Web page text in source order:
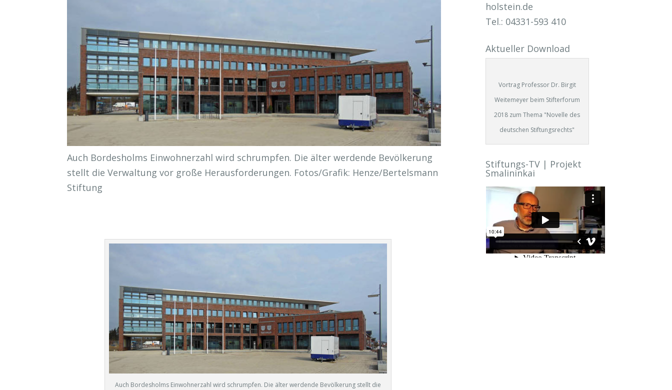
Auch Bordesholms Einwohnerzahl wird schrumpfen. Die älter werdende Bevölkerung
stellt die Verwaltung vor große Herausforderungen. Fotos/Grafik: Henze/Bertelsmann
Stiftung
Auch Bordesholms Einwohnerzahl wird schrumpfen. Die älter werdende Bevölkerung stellt die
holstein.de
Tel.: 04331-593 410
Aktueller Download
Vortrag Professor Dr. Birgit
Weitemeyer beim Stifterforum
2018 zum Thema "Novelle des
deutschen Stiftungsrechts"
Stiftungs-TV | Projekt
Smalininkai